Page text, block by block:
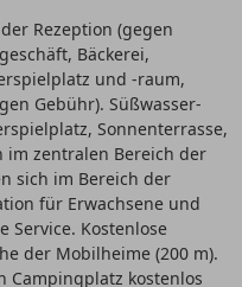
Rezeption (gegen
Bäckerei,
und -raum,
Gebühr). Süßwasser-
Sonnenterrasse,
im zentralen Bereich der
sich im Bereich der
für Erwachsene und
Service. Kostenlose
der Mobilheime (200 m).
Campingplatz kostenlos